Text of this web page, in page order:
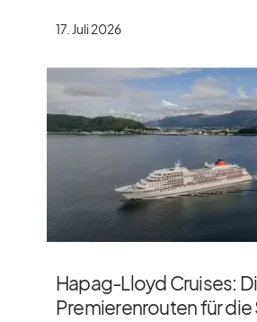
17. Juli 2026
Hapag-Lloyd Cruises:
Premierenrouten für die